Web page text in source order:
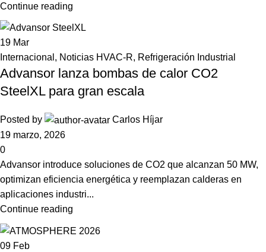
Continue reading
19 Mar
Internacional , Noticias HVAC-R, Refrigeración Industrial
Advansor lanza bombas de calor CO2
SteelXL para gran escala
Posted by
Carlos Híjar
19 marzo, 2026
0
Advansor introduce soluciones de CO2 que alcanzan 50 MW,
optimizan eficiencia energética y reemplazan calderas en
aplicaciones industri...
Continue reading
09 Feb